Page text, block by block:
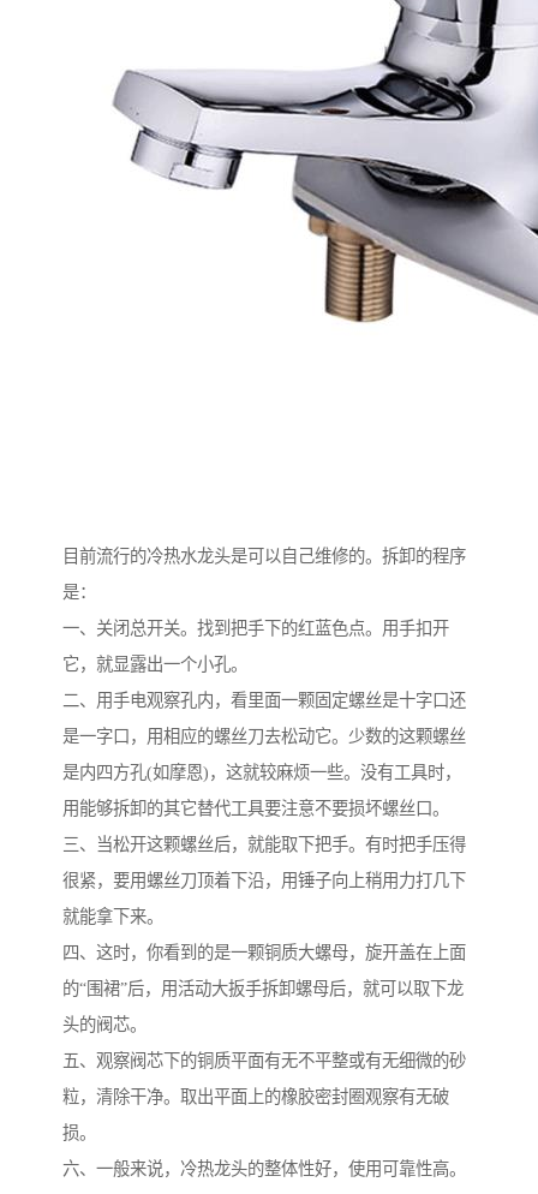
目前流行的冷热水龙头是可以自己维修的。拆卸的程序
是：
一、关闭总开关。找到把手下的红蓝色点。用手扣开
它，就显露出一个小孔。
二、用手电观察孔内，看里面一颗固定螺丝是十字口还
是一字口，用相应的螺丝刀去松动它。少数的这颗螺丝
是内四方孔(如摩恩)，这就较麻烦一些。没有工具时，
用能够拆卸的其它替代工具要注意不要损坏螺丝口。
三、当松开这颗螺丝后，就能取下把手。有时把手压得
很紧，要用螺丝刀顶着下沿，用锤子向上稍用力打几下
就能拿下来。
四、这时，你看到的是一颗铜质大螺母，旋开盖在上面
的“围裙”后，用活动大扳手拆卸螺母后，就可以取下龙
头的阀芯。
五、观察阀芯下的铜质平面有无不平整或有无细微的砂
粒，清除干净。取出平面上的橡胶密封圈观察有无破
损。
六、一般来说，冷热龙头的整体性好，使用可靠性高。